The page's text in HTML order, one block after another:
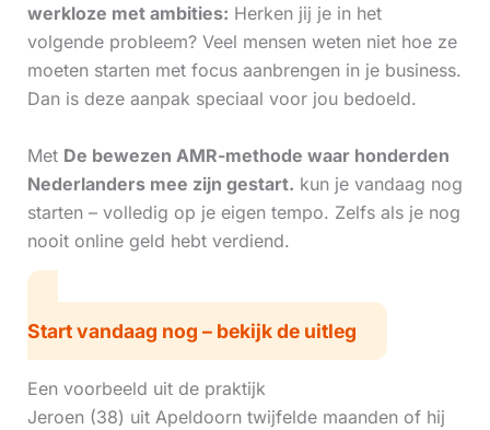
werkloze met ambities: Herken jij je in het
volgende probleem? Veel mensen weten niet hoe ze
moeten starten met focus aanbrengen in je business.
Dan is deze aanpak speciaal voor jou bedoeld.
Met De bewezen AMR-methode waar honderden
Nederlanders mee zijn gestart. kun je vandaag nog
starten – volledig op je eigen tempo. Zelfs als je nog
nooit online geld hebt verdiend.
Start vandaag nog – bekijk de uitleg
Een voorbeeld uit de praktijk
Jeroen (38) uit Apeldoorn twijfelde maanden of hij